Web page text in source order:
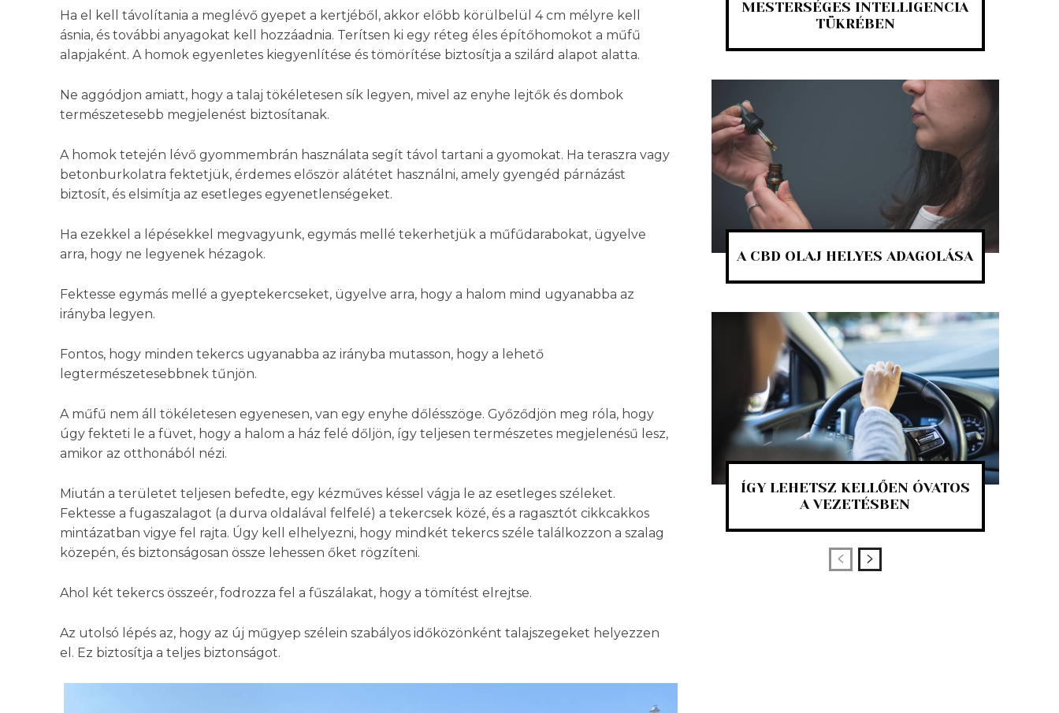
Ha el kell távolítania a meglévő gyepet a kertjéből, akkor előbb körülbelül 4 cm mélyre kell
ásnia, és további anyagokat kell hozzáadnia. Terítsen ki egy réteg éles építőhomokot a műfű
alapjaként. A homok egyenletes kiegyenlítése és tömörítése biztosítja a szilárd alapot alatta.
Ne aggódjon amiatt, hogy a talaj tökéletesen sík legyen, mivel az enyhe lejtők és dombok
természetesebb megjelenést biztosítanak.
A homok tetején lévő gyommembrán használata segít távol tartani a gyomokat. Ha teraszra vagy
betonburkolatra fektetjük, érdemes először alátétet használni, amely gyengéd párnázást
biztosít, és elsimítja az esetleges egyenetlenségeket.
Ha ezekkel a lépésekkel megvagyunk, egymás mellé tekerhetjük a műfűdarabokat, ügyelve
arra, hogy ne legyenek hézagok.
Fektesse egymás mellé a gyeptekercseket, ügyelve arra, hogy a halom mind ugyanabba az
irányba legyen.
Fontos, hogy minden tekercs ugyanabba az irányba mutasson, hogy a lehető
legtermészetesebbnek tűnjön.
A műfű nem áll tökéletesen egyenesen, van egy enyhe dőlésszöge. Győződjön meg róla, hogy
úgy fekteti le a füvet, hogy a halom a ház felé dőljön, így teljesen természetes megjelenésű lesz,
amikor az otthonából nézi.
Miután a területet teljesen befedte, egy kézműves késsel vágja le az esetleges széleket.
Fektesse a fugaszalagot (a durva oldalával felfelé) a tekercsek közé, és a ragasztót cikkcakkos
mintázatban vigye fel rajta. Úgy kell elhelyezni, hogy mindkét tekercs széle találkozzon a szalag
közepén, és biztonságosan össze lehessen őket rögzíteni.
Ahol két tekercs összeér, fodrozza fel a fűszálakat, hogy a tömítést elrejtse.
Az utolsó lépés az, hogy az új műgyep szélein szabályos időközönként talajszegeket helyezzen
el. Ez biztosítja a teljes biztonságot.
MESTERSÉGES INTELLIGENCIA
TÜKRÉBEN
A CBD OLAJ HELYES ADAGOLÁSA
ÍGY LEHETSZ KELLŐEN ÓVATOS
A VEZETÉSBEN